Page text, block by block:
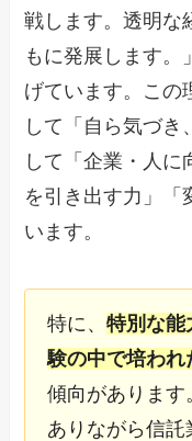
戦します。透明な
もに発展します。
げています。この
して「自ら気づき
して「企業・人
を引き出す力」「
います。
特に、特別な能
験の中で培わ
傾向がありま
ありながら信